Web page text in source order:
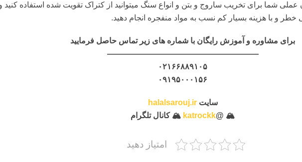
عملی شما برای تخریب ساروج و بتن و انواع سنگ میتوانید از کتراک تقویت شده استفاده کنید
خطر و با هزینه بسیار کم نسب به مواد منفجره انجام دهید.
برای مشاوره و آموزش رایگان با شماره های زیر تماس حاصل فرمایید
———————————————————
۰۲۱۶۶۸۸۹۱۰۵
۰۹۱۹۵۰۰۰۱۵۶
سایتhalalsarouj.ir
🏔 @
katrockk 🏔 کانال تلگرام
امتیاز دهید